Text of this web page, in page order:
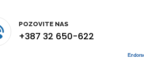
POZOVITE NAS
+387 32 650-622